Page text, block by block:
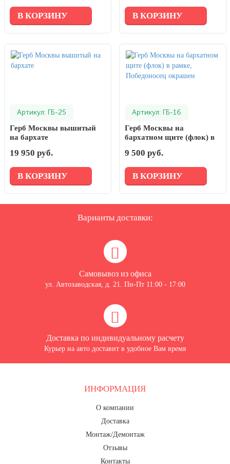
В КОРЗИНУ В КОРЗИНУ
Артикул: ГБ-25
Герб Москвы вышитый
на бархате
19 950 руб.
В КОРЗИНУ
Артикул: ГБ-16
Герб Москвы на
бархатном щите (флок) в
окрашен
9 500 руб.
В КОРЗИНУ
Варианты доставки:
Самовывоз из офиса
ул. Автозаводская, д. 21. Пн-Пт 11:00 - 17:00
Доставка по индивидуальному расчету
Курьер на авто доставит в удобное Вам время
ИНФОРМАЦИЯ
О компании
Доставка
Монтаж/Демонтаж
Отзывы
Контакты